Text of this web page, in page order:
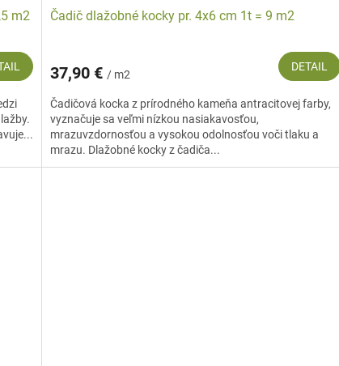
m2 Čadič dlažobné kocky pr. 4x6 cm 1t = 9 m2
37,90 €/ m2
DETAIL
Čadičová kocka z prírodného kameňa antracitovej farby,
vyznačuje sa veľmi nízkou nasiakavosťou,
mrazuvzdornosťou a vysokou odolnosťou voči tlaku a
mrazu. Dlažobné kocky z čadiča...